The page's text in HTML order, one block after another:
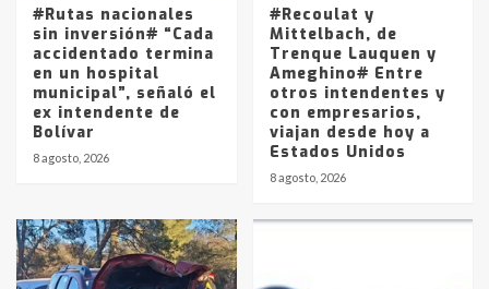
#Rutas nacionales
sin inversión# “Cada
accidentado termina
en un hospital
municipal”, señaló el
ex intendente de
Bolívar
8 agosto, 2026
#Recoulat y
Mittelbach, de
Trenque Lauquen y
Ameghino# Entre
otros intendentes y
con empresarios,
viajan desde hoy a
Estados Unidos
8 agosto, 2026